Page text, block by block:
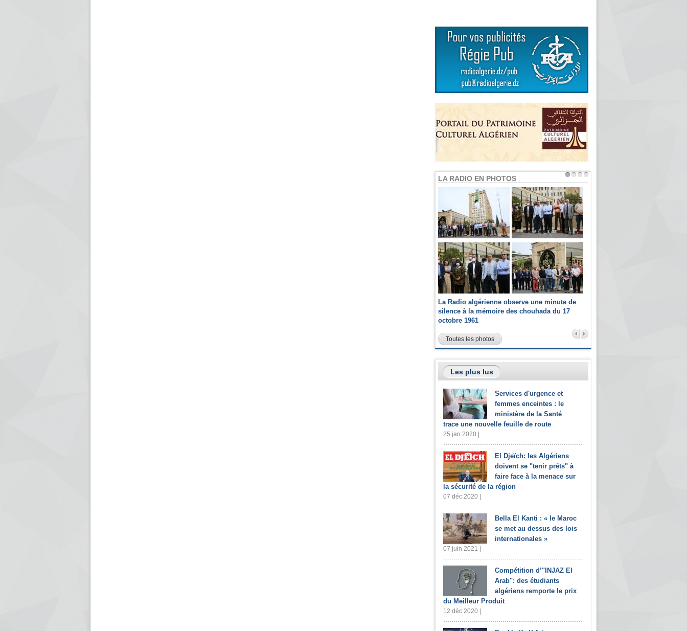
LA RADIO EN PHOTOS
La Radio algérienne observe une minute de
silence à la mémoire des chouhada du 17
octobre 1961
Toutes les photos
Les plus lus
Services d'urgence et
femmes enceintes : le
ministère de la Santé
trace une nouvelle feuille de route
25 jan 2020 |
El Djeïch: les Algériens
doivent se "tenir prêts" à
faire face à la menace sur
la sécurité de la région
07 déc 2020 |
Bella El Kanti : « le Maroc
se met au dessus des lois
internationales »
07 juin 2021 |
Compétition d’"INJAZ El
Arab": des étudiants
algériens remporte le prix
du Meilleur Produit
12 déc 2020 |